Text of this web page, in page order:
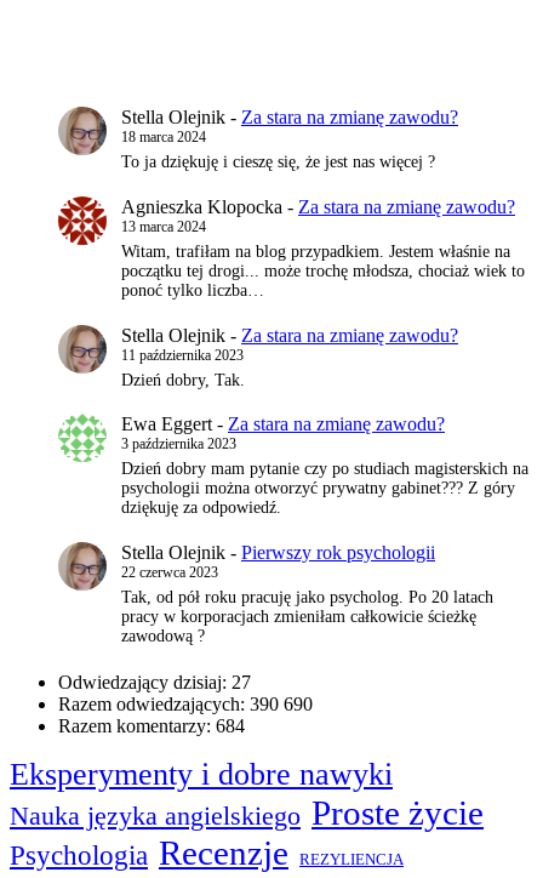
Stella Olejnik - Za stara na zmianę zawodu?
18 marca 2024
To ja dziękuję i cieszę się, że jest nas więcej ?
Agnieszka Klopocka - Za stara na zmianę zawodu?
13 marca 2024
Witam, trafiłam na blog przypadkiem. Jestem właśnie na
początku tej drogi... może trochę młodsza, chociaż wiek to
ponoć tylko liczba…
Stella Olejnik - Za stara na zmianę zawodu?
11 października 2023
Dzień dobry, Tak.
Ewa Eggert - Za stara na zmianę zawodu?
3 października 2023
Dzień dobry mam pytanie czy po studiach magisterskich na
psychologii można otworzyć prywatny gabinet??? Z góry
dziękuję za odpowiedź.
Stella Olejnik - Pierwszy rok psychologii
22 czerwca 2023
Tak, od pół roku pracuję jako psycholog. Po 20 latach
pracy w korporacjach zmieniłam całkowicie ścieżkę
zawodową ?
Odwiedzający dzisiaj: 27
Razem odwiedzających: 390 690
Razem komentarzy: 684
Eksperymenty i dobre nawyki
Nauka języka angielskiego Proste życie
Psychologia Recenzje REZYLIENCJA